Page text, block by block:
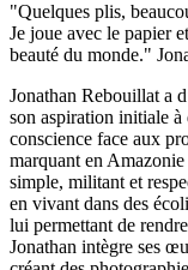
"Quelques plis,
Je joue avec le papier
beauté du monde."
Jonathan Rebouillat a
son aspiration initiale à
conscience face aux
marquant en
simple, militant et
en vivant dans des
lui permettant de
Jonathan intègre ses